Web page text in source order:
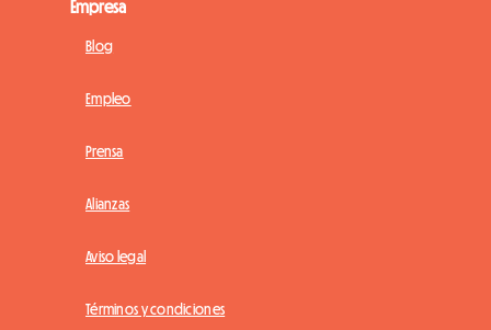
Empresa
Blog
Empleo
Prensa
Alianzas
Aviso legal
Términos y condiciones